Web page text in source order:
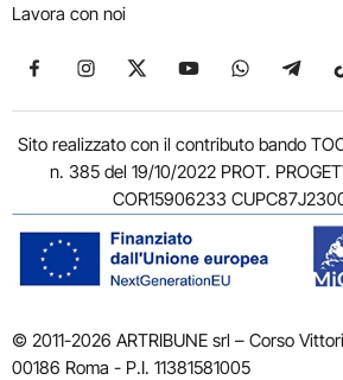
Lavora con noi
Seguici su Facebook
Seguici su Instagram
Seguici su X
Seguici suSeguici su
Sito realizzato con il contributo bando
n. 385 del 19/10/2022 PROT.
COR15906233
© 2011-2026 ARTRIBUNE srl – Corso
00186 Roma - P.I. 11381581005